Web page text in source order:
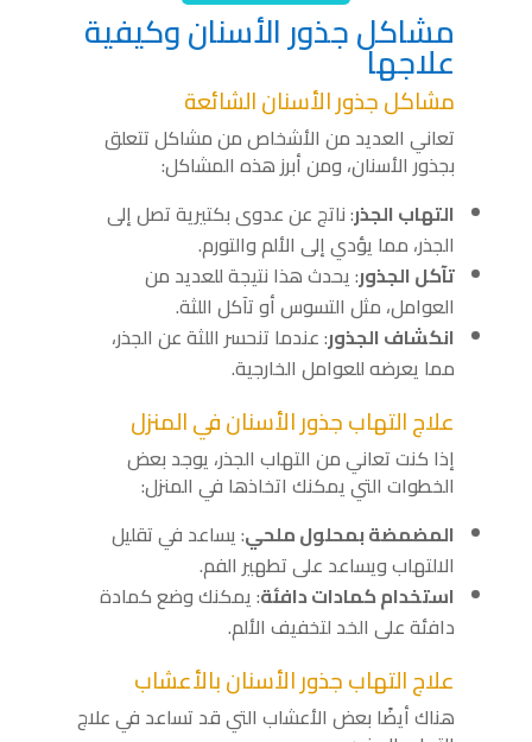
مشاكل جذور الأسنان وكيفية
علاجها
مشاكل جذور الأسنان الشائعة
تعاني العديد من الأشخاص من مشاكل تتعلق
بجذور الأسنان، ومن أبرز هذه المشاكل:
التهاب الجذر: ناتج عن عدوى بكتيرية تصل إلى
الجذر، مما يؤدي إلى الألم والتورم.
تآكل الجذور: يحدث هذا نتيجة للعديد من
العوامل، مثل التسوس أو تآكل اللثة.
انكشاف الجذور: عندما تنحسر اللثة عن الجذر،
مما يعرضه للعوامل الخارجية.
علاج التهاب جذور الأسنان في المنزل
إذا كنت تعاني من التهاب الجذر، يوجد بعض
الخطوات التي يمكنك اتخاذها في المنزل:
المضمضة بمحلول ملحي: يساعد في تقليل
الالتهاب ويساعد على تطهير الفم.
استخدام كمادات دافئة: يمكنك وضع كمادة
دافئة على الخد لتخفيف الألم.
علاج التهاب جذور الأسنان بالأعشاب
هناك أيضًا بعض الأعشاب التي قد تساعد في علاج